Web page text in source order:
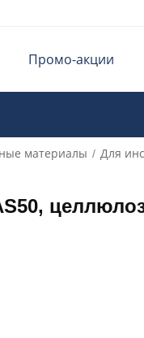
Промо-акции
материалы / Для